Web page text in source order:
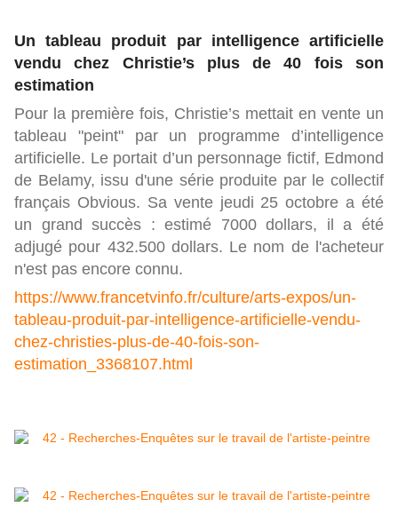
Un tableau produit par intelligence artificielle
vendu chez Christie’s plus de 40 fois son
estimation
Pour la première fois, Christie’s mettait en vente un
tableau "peint" par un programme d’intelligence
artificielle. Le portait d’un personnage fictif, Edmond
de Belamy, issu d'une série produite par le collectif
français Obvious. Sa vente jeudi 25 octobre a été
un grand succès : estimé 7000 dollars, il a été
adjugé pour 432.500 dollars. Le nom de l'acheteur
n'est pas encore connu.
https://www.francetvinfo.fr/culture/arts-expos/un-
tableau-produit-par-intelligence-artificielle-vendu-
chez-christies-plus-de-40-fois-son-
estimation_3368107.html